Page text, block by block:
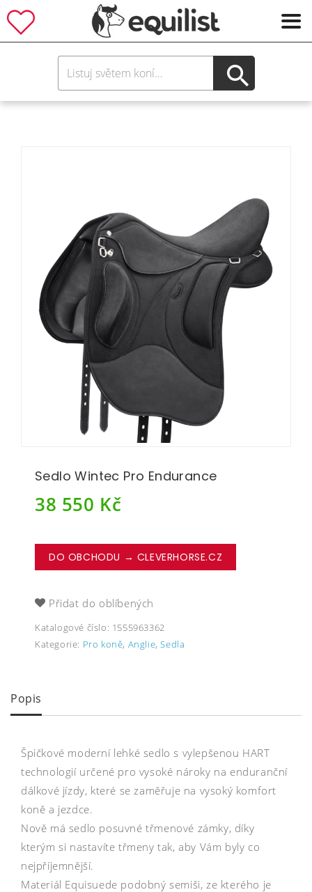
Sedlo Wintec Pro Endurance
38 550 Kč
DO OBCHODU → CLEVERHORSE.CZ
Přidat do oblíbených
Katalogové číslo: 1555963362
Kategorie: Pro koně, Anglie,Sedla
Popis
Špičkové moderní lehké sedlo s vylepšenou HART
technologií určené pro vysoké nároky na enduranční
dálkové jízdy, které se zaměřuje na vysoký komfort
koně a jezdce.
Nově má sedlo posuvné třmenové zámky, díky
kterým si nastavíte třmeny tak, aby Vám byly co
nejpříjemnější.
Materiál Equisuede podobný semiši, ze kterého je